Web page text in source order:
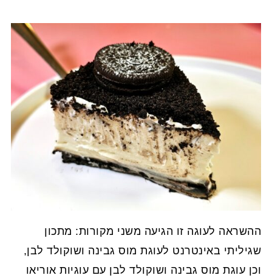
ההשראה לעוגה זו הגיעה משני מקורות: מתכון
שגיליתי באינטרנט לעוגת מוס גבינה ושוקולד לבן,
וכן עוגת מוס גבינה ושוקולד לבן עם עוגיות אוריאו